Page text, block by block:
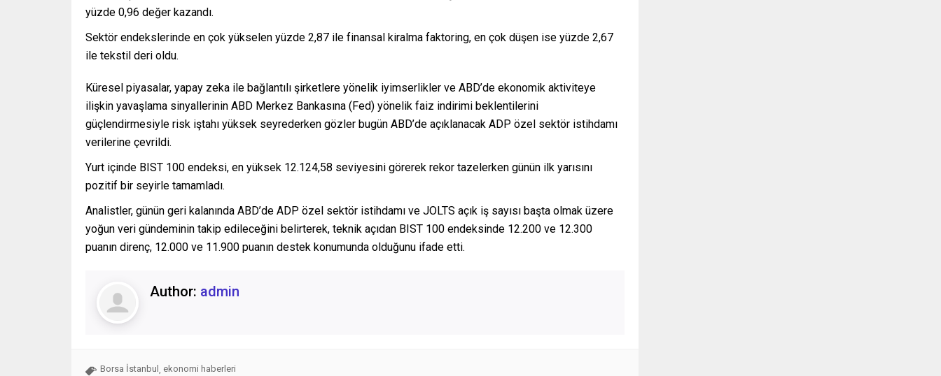
yüzde 0,96 değer kazandı.
Sektör endekslerinde en çok yükselen yüzde 2,87 ile finansal kiralma faktoring, en çok düşen ise yüzde 2,67
ile tekstil deri oldu.
Küresel piyasalar, yapay zeka ile bağlantılı şirketlere yönelik iyimserlikler ve ABD’de ekonomik aktiviteye
ilişkin yavaşlama sinyallerinin ABD Merkez Bankasına (Fed) yönelik faiz indirimi beklentilerini
güçlendirmesiyle risk iştahı yüksek seyrederken gözler bugün ABD’de açıklanacak ADP özel sektör istihdamı
verilerine çevrildi.
Yurt içinde BIST 100 endeksi, en yüksek 12.124,58 seviyesini görerek rekor tazelerken günün ilk yarısını
pozitif bir seyirle tamamladı.
Analistler, günün geri kalanında ABD’de ADP özel sektör istihdamı ve JOLTS açık iş sayısı başta olmak üzere
yoğun veri gündeminin takip edileceğini belirterek, teknik açıdan BIST 100 endeksinde 12.200 ve 12.300
puanın direnç, 12.000 ve 11.900 puanın destek konumunda olduğunu ifade etti.
Author: admin
Borsa İstanbul , ekonomi haberleri